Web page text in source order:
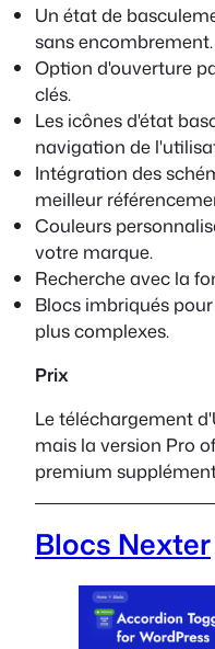
Un état de
sans encombrement.
Option d'ouverture
clés.
Les icônes d'état
navigation de
Intégration des
meilleur
Couleurs
votre marque.
Recherche avec la
Blocs imbriqués
plus complexes.
Prix
Le téléchargement
mais la version Pro
premium
Blocs Nexter